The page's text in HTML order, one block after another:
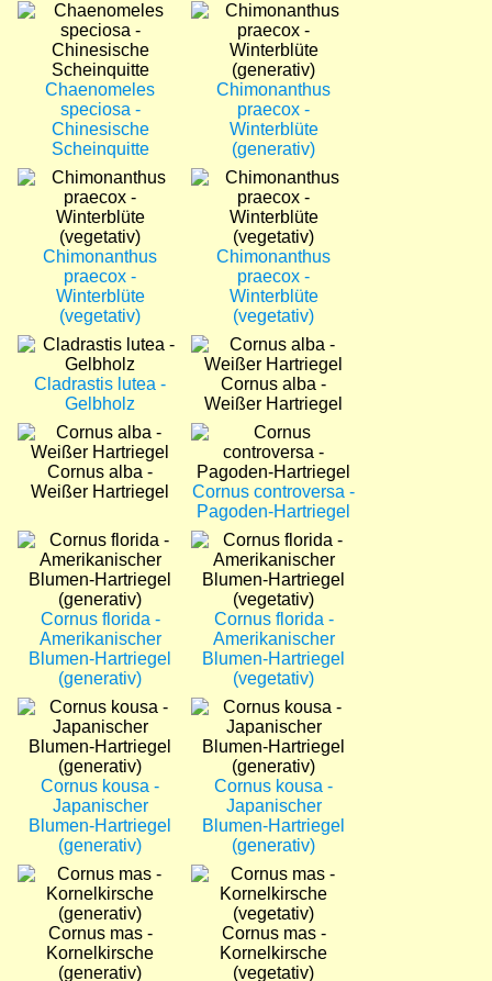
Bild
Chaenomeles
speciosa -
Chinesische
Scheinquitte
Bild
Chimonanthus
praecox -
Winterblüte
(generativ)
Bild
Chimonanthus
praecox -
Winterblüte
(vegetativ)
Bild
Chimonanthus
praecox -
Winterblüte
(vegetativ)
Bild
Cladrastis lutea -
Gelbholz
Bild
Cornus alba -
Weißer Hartriegel
Bild
Cornus alba -
Weißer Hartriegel
Bild
Cornus controversa -
Pagoden-Hartriegel
Bild
Cornus florida -
Amerikanischer
Blumen-Hartriegel
(generativ)
Bild
Cornus florida -
Amerikanischer
Blumen-Hartriegel
(vegetativ)
Bild
Cornus kousa -
Japanischer
Blumen-Hartriegel
(generativ)
Bild
Cornus kousa -
Japanischer
Blumen-Hartriegel
(generativ)
Bild
Cornus mas -
Kornelkirsche
(generativ)
Bild
Cornus mas -
Kornelkirsche
(vegetativ)